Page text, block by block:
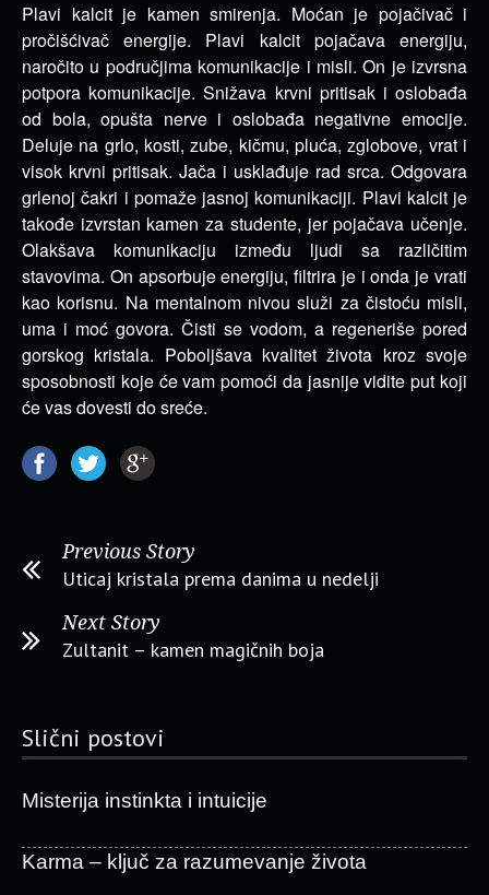
Plavi kalcit je kamen smirenja. Moćan je pojačivač i
pročišćivač energije. Plavi kalcit pojačava energiju,
naročito u područjima komunikacije i misli. On je izvrsna
potpora komunikacije. Snižava krvni pritisak i oslobađa
od bola, opušta nerve i oslobađa negativne emocije.
Deluje na grlo, kosti, zube, kičmu, pluća, zglobove, vrat i
visok krvni pritisak. Jača i usklađuje rad srca. Odgovara
grlenoj čakri i pomaže jasnoj komunikaciji. Plavi kalcit je
takođe izvrstan kamen za studente, jer pojačava učenje.
Olakšava komunikaciju između ljudi sa različitim
stavovima. On apsorbuje energiju, filtrira je i onda je vrati
kao korisnu. Na mentalnom nivou služi za čistoću misli,
uma i moć govora. Čisti se vodom, a regeneriše pored
gorskog kristala. Poboljšava kvalitet života kroz svoje
sposobnosti koje će vam pomoći da jasnije vidite put koji
će vas dovesti do sreće.
Previous Story
Uticaj kristala prema danima u nedelji
Next Story
Zultanit – kamen magičnih boja
Slični postovi
Misterija instinkta i intuicije
Karma – ključ za razumevanje života